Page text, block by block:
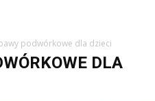
podwórkowe dla dzieci
DLA